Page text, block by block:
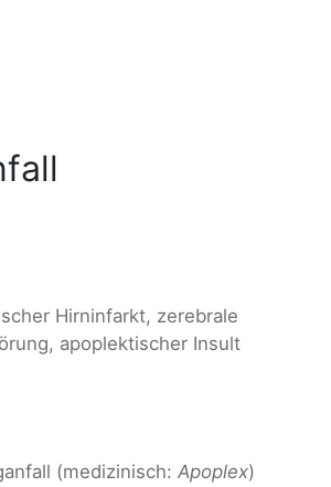
Hirninfarkt, zerebrale
apoplektischer Insult
(medizinisch: Apoplex)